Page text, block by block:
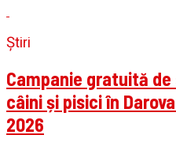
Știri
Campanie gratuită
câini și pisici în
2026